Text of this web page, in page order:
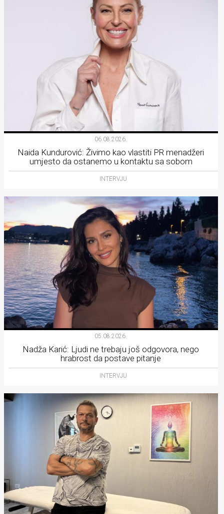
06.08.2026.
Naida Kundurović: Živimo kao vlastiti PR menadžeri
umjesto da ostanemo u kontaktu sa sobom
INTERVJU
05.08.2026.
Nadža Karić: Ljudi ne trebaju još odgovora, nego
hrabrost da postave pitanje
INTERVJU